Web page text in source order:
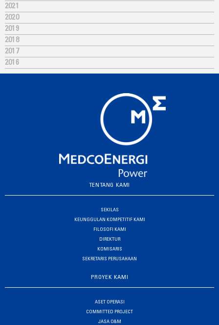
2021
2020
2019
2018
2017
2016
TENTANG KAMI
SEKILAS
KEUNGGULAN KOMPETITIF KAMI
FILOSOFI KAMI
DIREKTUR
KOMISARIS
SEKRETARIS PERUSAHAAN
PROYEK KAMI
ASET OPERASI
COMMITTED PROJECT
JASA O&M